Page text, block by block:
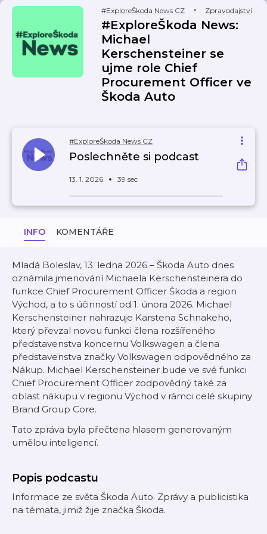
#ExploreŠkoda News CZ Zpravodajství
#ExploreŠkoda News:
Michael
Kerschensteiner se
ujme role Chief
Procurement Officer ve
Škoda Auto
#ExploreŠkoda News CZ
Poslechněte si podcast
13. 1. 2026 39 sec
INFO KOMENTÁŘE
Mladá Boleslav, 13. ledna 2026 – Škoda Auto dnes
oznámila jmenování Michaela Kerschensteinera do
funkce Chief Procurement Officer Škoda a region
Východ, a to s účinností od 1. února 2026. Michael
Kerschensteiner nahrazuje Karstena Schnakeho,
který převzal novou funkci člena rozšířeného
představenstva koncernu Volkswagen a člena
představenstva značky Volkswagen odpovědného za
Nákup. Michael Kerschensteiner bude ve své funkci
Chief Procurement Officer zodpovědný také za
oblast nákupu v regionu Východ v rámci celé skupiny
Brand Group Core.
Tato zpráva byla přečtena hlasem generovaným
umělou inteligencí.
Popis podcastu
Informace ze světa Škoda Auto. Zprávy a publicistika
na témata, jimiž žije značka Škoda.